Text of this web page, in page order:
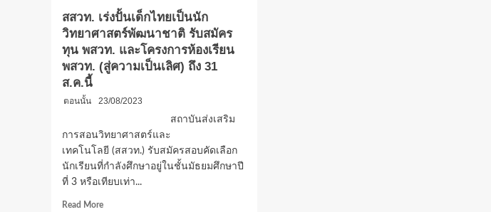
สสวท. เร่งปั้นเด็กไทยเป็นนัก
วิทยาศาสตร์พัฒนาชาติ รับสมัคร
ทุน พสวท. และโครงการห้องเรียน
พสวท. (สู่ความเป็นเลิศ) ถึง 31
ส.ค.นี้
ตอนนั้น
23/08/2023
สถาบันส่งเสริม
การสอนวิทยาศาสตร์และ
เทคโนโลยี (สสวท.) รับสมัครสอบคัดเลือก
นักเรียนที่กำลังศึกษาอยู่ในชั้นมัธยมศึกษาปี
ที่ 3 หรือเทียบเท่า...
Read MoreRead